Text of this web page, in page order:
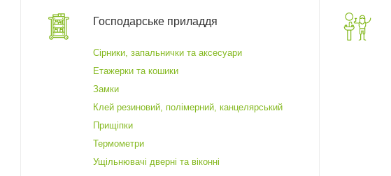
Господарське приладдя
Cірники, запальнички та аксесуари
Етажерки та кошики
Замки
Клей резиновий, полімерний, канцелярський
Прищіпки
Термометри
Ущільнювачі дверні та віконні